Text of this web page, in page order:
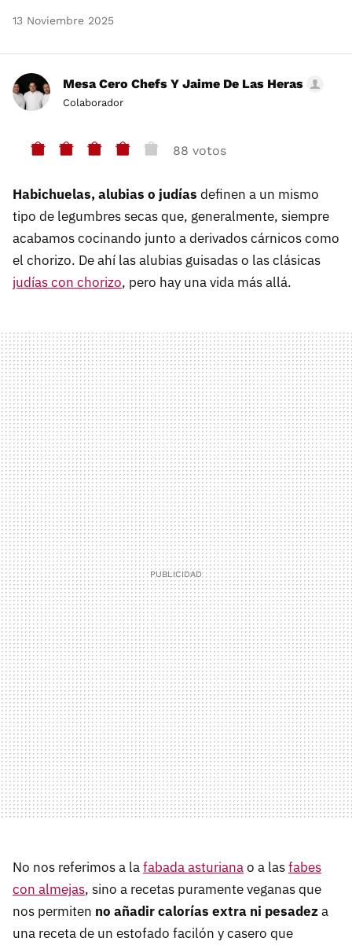
13 Noviembre 2025
Mesa Cero Chefs Y Jaime De Las Heras
Colaborador
88 votos
Habichuelas, alubias o judías definen a un mismo
tipo de legumbres secas que, generalmente, siempre
acabamos cocinando junto a derivados cárnicos como
el chorizo. De ahí las alubias guisadas o las clásicas
judías con chorizo, pero hay una vida más allá.
No nos referimos a lafabada asturianao a lasfabes
con almejas, sino a recetas puramente veganas que
nos permiten no añadir calorías extra ni pesadeza
una receta de un estofado facilón y casero que